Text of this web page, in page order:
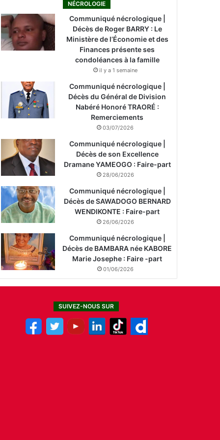
NÉCROLOGIE
Communiqué nécrologique |
Décès de Roger BARRY : Le
Ministère de l’Économie et des
Finances présente ses
condoléances à la famille
il y a 1 semaine
Communiqué nécrologique |
Décès du Général de Division
Nabéré Honoré TRAORÉ :
Remerciements
03/07/2026
Communiqué nécrologique |
Décès de son Excellence
Dramane YAMEOGO : Faire-part
28/06/2026
Communiqué nécrologique |
Décès de SAWADOGO BERNARD
WENDIKONTE : Faire-part
26/06/2026
Communiqué nécrologique |
Décès de BAMBARA née KABORE
Marie Josephe : Faire -part
01/06/2026
SUIVEZ-NOUS SUR